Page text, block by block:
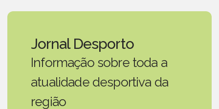
Jornal Desporto
Informação sobre toda a
atualidade desportiva da
região